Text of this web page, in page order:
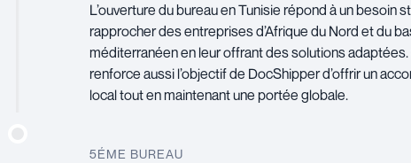
L’ouverture du bureau en Tunisie répond à un besoin
rapprocher des entreprises d’Afrique du Nord et du
méditerranéen en leur offrant des solutions
renforce aussi l’objectif de DocShipper d’offrir un
local tout en maintenant une portée globale.
5ÉME BUREAU